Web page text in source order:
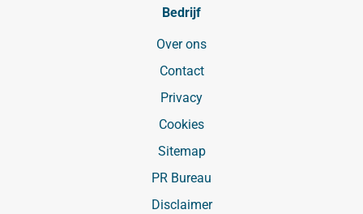
Bedrijf
Over ons
Contact
Privacy
Cookies
Sitemap
PR Bureau
Disclaimer